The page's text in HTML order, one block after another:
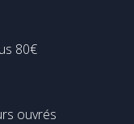
80€
ouvrés